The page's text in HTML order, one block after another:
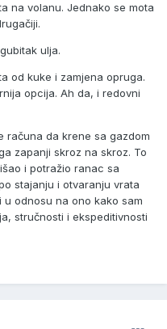
na volanu. Jednako se mota
ulja.
od kuke i zamjena opruga.
opcija. Ah da, i redovni
računa da krene sa gazdom
zapanji skroz na skroz. To
i potražio ranac sa
stajanju i otvaranju vrata
odnosu na ono kako sam
stručnosti i ekspeditivnosti